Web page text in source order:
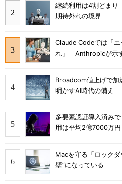
継続利用は4割どま
期待外れの境界
Claude Codeでは「
れ」 Anthropicが示
Broadcom値上げで
明かすAI時代の備え
多要素認証導入済み
用は平均2億7000万円
Macを守る「ロック
壁”になっている